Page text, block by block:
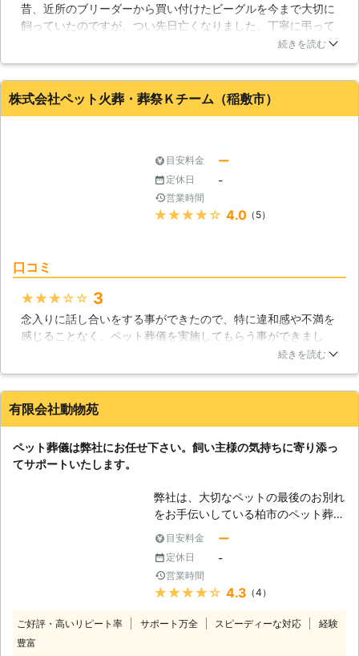
したら、できるかぎり迅速にペット葬
儀をおこなえるように努めさせていた
だきますので、ぜひご利用くださいま
せ。 ●終わりに 最後のお別れをしっ
かりしてあげることでペットちゃんは
心置きなく、旅立つことが可能です。
かりとおこなってあげましょう。
「株式会社カーベル」は、最後のお別
れを可能なかぎりお手伝いさせていた
だきます。ぜひご利用をご検討くださ
昔、近所のブリーダーから買い付けたビーグルを今まで大切に
飼っていたのですが、つい先日亡くなりました。丁寧に弔って
あげたいと思い、トゥハートペットセレモニーに葬儀をして頂
りがとうと言いたいです。
茨城県 常総市 2016年11月26日
続きを読む
株式会社ペット火葬・葬祭Ｋチーム（稲敷市）
目安料金 ー
定休日 -
営業時間
★★★★★ 4.0（5）
口コミ
★★★★★ 3
念入りに話し合いをする事ができたので、特に違和感や不満を
感じることなく、ペット葬儀を実施してもらう事ができまし
た。丁寧な説明も同時に実施してもらう事ができたので、この
いように配慮してもらえたのが嬉しかったです。
茨城県 稲敷市 2016年12月16日
続きを読む
有限会社動物苑
ペット葬儀は弊社にお任せ下さい。飼い主様の気持ちに寄り添っ
てサポートいたします。
弊社は、大切なペットの最後のお別れ
をお手伝いしている柏市のペット葬儀
会社です。たくさんの楽しい時間を共
に過ごし、家族に癒しを与えてくれた
ペットとの突然の別れは言葉では表現
できないかもしれません。大切な家族
の一員であるペットをできるだけのこ
とをして最後の旅立ちを見送りたい、
お客様の気持ちにスタッフがお力にな
目安料金 ー
定休日 -
営業時間
★★★★★ 4.3 （4）
ご好評・高いリピート率 サポート万全 スピーディーな対応
経験
豊富